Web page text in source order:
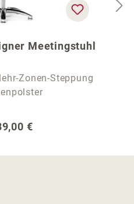
Meetingstuhl
Zonen-Steppung
Preis:
€